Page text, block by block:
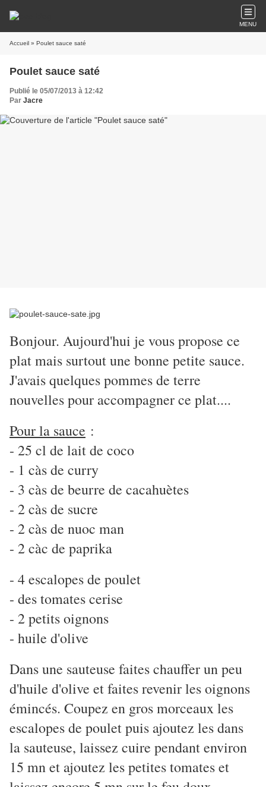
MENU
Accueil » Poulet sauce saté
Poulet sauce saté
Publié le 05/07/2013 à 12:42
Par Jacre
Bonjour. Aujourd'hui je vous propose ce
plat mais surtout une bonne petite sauce.
J'avais quelques pommes de terre
nouvelles pour accompagner ce plat....
Pour la sauce :
- 25 cl de lait de coco
- 1 càs de curry
- 3 càs de beurre de cacahuètes
- 2 càs de sucre
- 2 càs de nuoc man
- 2 càc de paprika
- 4 escalopes de poulet
- des tomates cerise
- 2 petits oignons
- huile d'olive
Dans une sauteuse faites chauffer un peu
d'huile d'olive et faites revenir les oignons
émincés. Coupez en gros morceaux les
escalopes de poulet puis ajoutez les dans
la sauteuse, laissez cuire pendant environ
15 mn et ajoutez les petites tomates et